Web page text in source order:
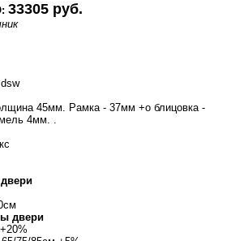
33305 руб.
45мм. Рамка - 37мм +о блицовка -
4мм. .
двери